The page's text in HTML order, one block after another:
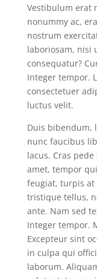
Vestibulum erat
nonummy ac,
nostrum
laboriosam, nisi
consequatur?
Integer tempor.
consectetuer
luctus velit.
Duis bibendum,
nunc faucibus
lacus. Cras
amet, tempor
feugiat, turpis
tristique tellus,
ante. Nam sed
Integer tempor.
Excepteur sint
in culpa qui
laborum.